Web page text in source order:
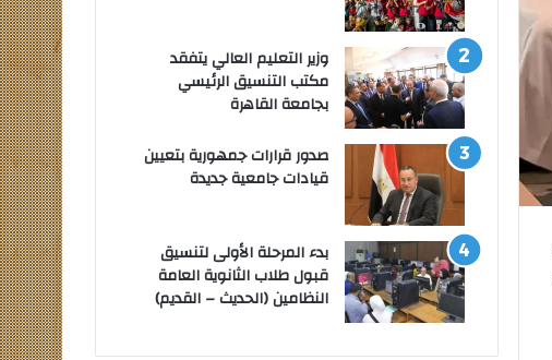
وزير التعليم العالي يتفقد
مكتب التنسيق الرئيسي
بجامعة القاهرة
صدور قرارات جمهورية بتعيين
قيادات جامعية جديدة
بدء المرحلة الأولى لتنسيق
قبول طلاب الثانوية العامة
النظامين (الحديث – القديم)